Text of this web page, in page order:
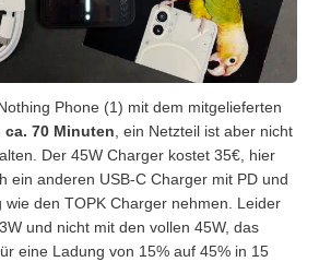
Phone (1) mit dem mitgelieferten
ca. 70 Minuten , ein Netzteil ist aber nicht
Der 45W Charger kostet 35€, hier
ein anderen USB-C Charger mit PD und
wie den TOPK Charger nehmen. Leider
und nicht mit den vollen 45W, das
eine Ladung von 15% auf 45% in 15